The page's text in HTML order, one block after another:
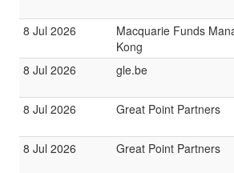
8 Jul 2026
Macquarie Funds
Kong
8 Jul 2026
gle.be
8 Jul 2026 Great Point Partners
8 Jul 2026 Great Point Partners